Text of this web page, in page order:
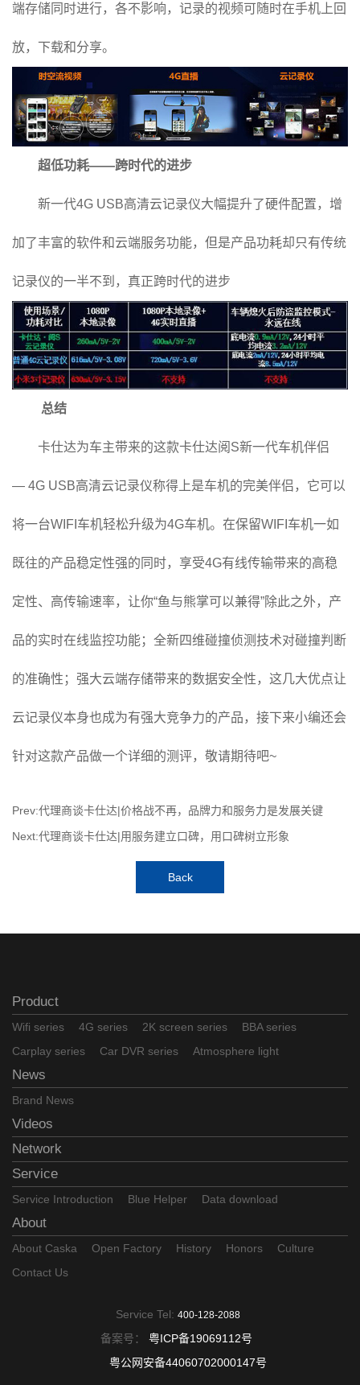
端存储同时进行，各不影响，记录的视频可随时在手机上回
放，下载和分享。
超低功耗——跨时代的进步
新一代4G USB高清云记录仪大幅提升了硬件配置，增
加了丰富的软件和云端服务功能，但是产品功耗却只有传统
记录仪的一半不到，真正跨时代的进步
总结
卡仕达为车主带来的这款卡仕达阅S新一代车机伴侣
— 4G USB高清云记录仪称得上是车机的完美伴侣，它可以
将一台WIFI车机轻松升级为4G车机。在保留WIFI车机一如
既往的产品稳定性强的同时，享受4G有线传输带来的高稳
定性、高传输速率，让你“鱼与熊掌可以兼得”除此之外，产
品的实时在线监控功能；全新四维碰撞侦测技术对碰撞判断
的准确性；强大云端存储带来的数据安全性，这几大优点让
云记录仪本身也成为有强大竞争力的产品，接下来小编还会
针对这款产品做一个详细的测评，敬请期待吧~
Prev:代理商谈卡仕达|价格战不再，品牌力和服务力是发展关键
Next:代理商谈卡仕达|用服务建立口碑，用口碑树立形象
Back
Product
Wifi series 4G series 2K screen series
BBA series
Carplay series
Car DVR series Atmosphere light
News
Brand News
Videos
Network
Service
Service Introduction Blue Helper Data download
About
About Caska Open Factory History Honors
Culture
Contact Us
Service Tel: 400-128-2088
备案号： 粤ICP备19069112号
粤公网安备44060702000147号